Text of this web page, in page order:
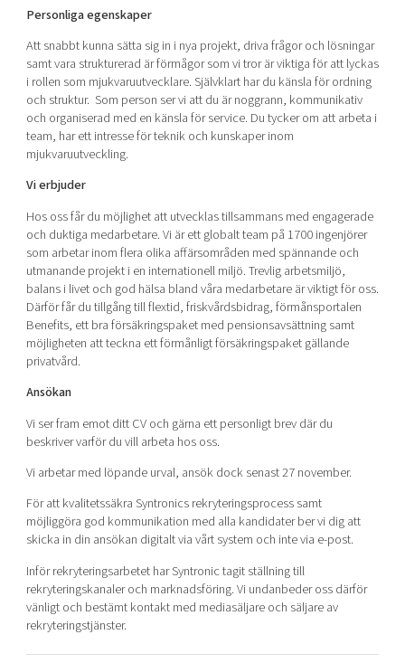
Personliga egenskaper
Att snabbt kunna sätta sig in i nya projekt, driva frågor och lösningar
samt vara strukturerad är förmågor som vi tror är viktiga för att lyckas
i rollen som mjukvaruutvecklare. Självklart har du känsla för ordning
och struktur. Som person ser vi att du är noggrann, kommunikativ
och organiserad med en känsla för service. Du tycker om att arbeta i
team, har ett intresse för teknik och kunskaper inom
mjukvaruutveckling.
Vi erbjuder
Hos oss får du möjlighet att utvecklas tillsammans med engagerade
och duktiga medarbetare. Vi är ett globalt team på 1700 ingenjörer
som arbetar inom flera olika affärsområden med spännande och
utmanande projekt i en internationell miljö. Trevlig arbetsmiljö,
balans i livet och god hälsa bland våra medarbetare är viktigt för oss.
Därför får du tillgång till flextid, friskvårdsbidrag, förmånsportalen
Benefits, ett bra försäkringspaket med pensionsavsättning samt
möjligheten att teckna ett förmånligt försäkringspaket gällande
privatvård.
Ansökan
Vi ser fram emot ditt CV och gärna ett personligt brev där du
beskriver varför du vill arbeta hos oss.
Vi arbetar med löpande urval, ansök dock senast 27 november.
För att kvalitetssäkra Syntronics rekryteringsprocess samt
möjliggöra god kommunikation med alla kandidater ber vi dig att
skicka in din ansökan digitalt via vårt system och inte via e-post.
Inför rekryteringsarbetet har Syntronic tagit ställning till
rekryteringskanaler och marknadsföring. Vi undanbeder oss därför
vänligt och bestämt kontakt med mediasäljare och säljare av
rekryteringstjänster.